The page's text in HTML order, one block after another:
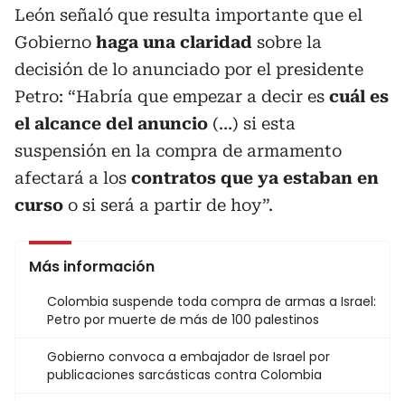
León señaló que resulta importante que el
Gobierno haga una claridad sobre la
decisión de lo anunciado por el presidente
Petro: “Habría que empezar a decir es cuál es
el alcance del anuncio (…) si esta
suspensión en la compra de armamento
afectará a los contratos que ya estaban en
curso o si será a partir de hoy”.
Más información
Colombia suspende toda compra de armas a Israel:
Petro por muerte de más de 100 palestinos
Gobierno convoca a embajador de Israel por
publicaciones sarcásticas contra Colombia